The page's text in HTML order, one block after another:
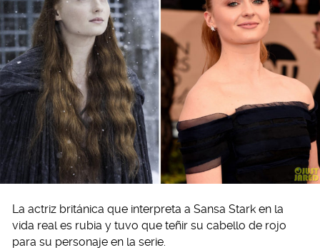
La actriz británica que interpreta a Sansa Stark en la
vida real es rubia y tuvo que teñir su cabello de rojo
para su personaje en la serie.